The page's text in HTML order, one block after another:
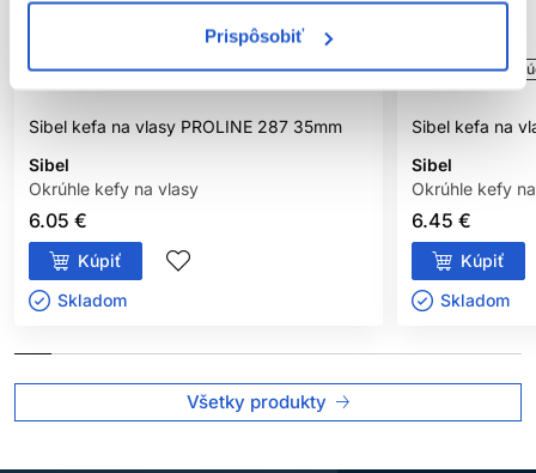
Prispôsobiť
Oficiálna distribúcia
Sibel kefa na vlasy PROLINE 287 35mm
Sibel
Okrúhle kefy na vlasy
6.05 €
Kúpiť
Skladom ㅤ
Oficiálna
Sibel kefa na
Sibel
Okrúhle kefy
6.45 €
Kúpiť
Skladom ㅤ
Všetky produkty